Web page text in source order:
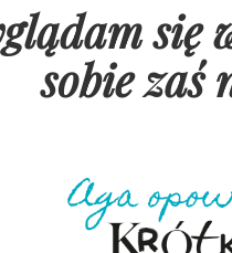
się
sobie zaś